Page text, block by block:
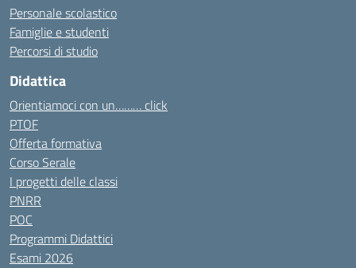
Personale scolastico
Famiglie e studenti
Percorsi di studio
Didattica
Orientiamoci con un……… click
PTOF
Offerta formativa
Corso Serale
I progetti delle classi
PNRR
POC
Programmi Didattici
Esami 2026